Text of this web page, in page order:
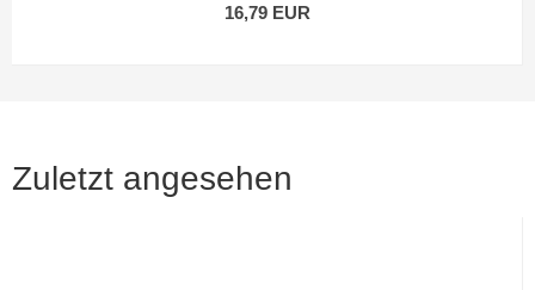
16,79 EUR
Zuletzt angesehen